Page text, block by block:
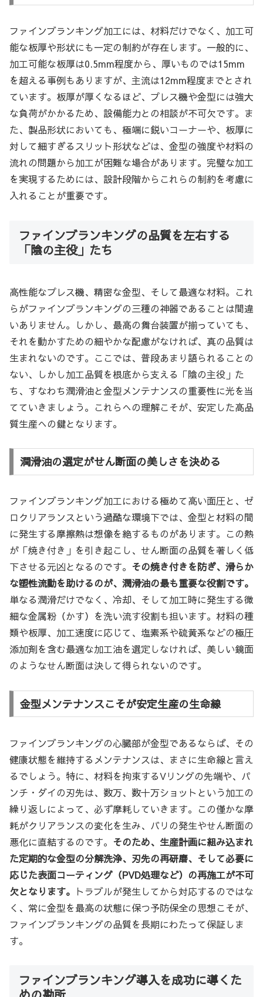
ファインブランキング加工には、材料だけでなく、加工可
能な板厚や形状にも一定の制約が存在します。一般的に、
加工可能な板厚は0.5mm程度から、厚いものでは15mm
を超える事例もありますが、主流は12mm程度までとされ
ています。板厚が厚くなるほど、プレス機や金型には強大
な負荷がかかるため、設備能力との相談が不可欠です。ま
た、製品形状においても、極端に鋭いコーナーや、板厚に
対して細すぎるスリット形状などは、金型の強度や材料の
流れの問題から加工が困難な場合があります。完璧な加工
を実現するためには、設計段階からこれらの制約を考慮に
入れることが重要です。
ファインブランキングの品質を左右する
「陰の主役」たち
高性能なプレス機、精密な金型、そして最適な材料。これ
らがファインブランキングの三種の神器であることは間違
いありません。しかし、最高の舞台装置が揃っていても、
それを動かすための細やかな配慮がなければ、真の品質は
生まれないのです。ここでは、普段あまり語られることの
ない、しかし加工品質を根底から支える「陰の主役」た
ち、すなわち潤滑油と金型メンテナンスの重要性に光を当
てていきましょう。これらへの理解こそが、安定した高品
質生産への鍵となります。
潤滑油の選定がせん断面の美しさを決める
ファインブランキング加工における極めて高い面圧と、ゼ
ロクリアランスという過酷な環境下では、金型と材料の間
に発生する摩擦熱は想像を絶するものがあります。この熱
が「焼き付き」を引き起こし、せん断面の品質を著しく低
下させる元凶となるのです。 その焼き付きを防ぎ、滑らか
な塑性流動を助けるのが、潤滑油の最も重要な役割です。
単なる潤滑だけでなく、冷却、そして加工時に発生する微
細な金属粉（かす）を洗い流す役割も担います。材料の種
類や板厚、加工速度に応じて、塩素系や硫黄系などの極圧
添加剤を含む最適な加工油を選定しなければ、美しい鏡面
のようなせん断面は決して得られないのです。
金型メンテナンスこそが安定生産の生命線
ファインブランキングの心臓部が金型であるならば、その
健康状態を維持するメンテナンスは、まさに生命線と言え
るでしょう。特に、材料を拘束するVリングの先端や、パ
ンチ・ダイの刃先は、数万、数十万ショットという加工の
繰り返しによって、必ず摩耗していきます。この僅かな摩
耗がクリアランスの変化を生み、バリの発生やせん断面の
悪化に直結するのです。 そのため、生産計画に組み込まれ
た定期的な金型の分解洗浄、刃先の再研磨、そして必要に
応じた表面コーティング（PVD処理など）の再施工が不可
欠となります。 トラブルが発生してから対応するのではな
く、常に金型を最高の状態に保つ予防保全の思想こそが、
ファインブランキングの品質を長期にわたって保証しま
す。
ファインブランキング導入を成功に導くた